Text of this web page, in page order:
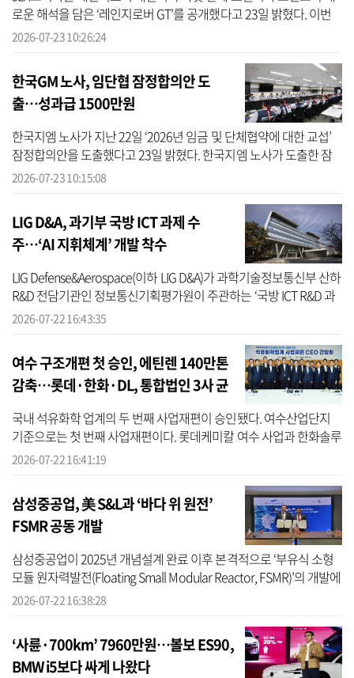
로운 해석을 담은 ‘레인지로버 GT’를 공개했다고 23일 밝혔다. 이번
공개에서는 레인지로버 GT의 실내가 세계 최초로 모습을 드러냈다.
2026-07-23 10:26:24
한국GM 노사, 임단협 잠정합의안 도
출…성과급 1500만원
한국지엠 노사가 지난 22일 ‘2026년 임금 및 단체협약에 대한 교섭’
잠정합의안을 도출했다고 23일 밝혔다. 한국지엠 노사가 도출한 잠
정합의안은 △기본급 인상 9만2000원 △타결 일시금 및 2025년 경
2026-07-23 10:15:08
LIG D&A, 과기부 국방 ICT 과제 수
주…‘AI 지휘체계’ 개발 착수
LIG Defense&Aerospace(이하 LIG D&A)가 과학기술정보통신부 산하
R&D 전담기관인 정보통신기획평가원이 주관하는 ‘국방 ICT R&D 과
제’의 주관 연구개발기관으로 선정돼 ‘지능형 의사결정 지원체계’ 개
2026-07-22 16:43:35
여수 구조개편 첫 승인, 에틴렌 140만톤
감축…롯데·한화·DL, 통합법인 3사 균
등 분할
국내 석유화학 업계의 두 번째 사업재편이 승인됐다. 여수산업단지
기준으로는 첫 번째 사업재편이다. 롯데케미칼 여수 사업과 한화솔루
션, DL케미칼이 주주사로 있는 여천NCC의 통합을 골자로 하는 구조
2026-07-22 16:41:19
삼성중공업, 美 S&L과 ‘바다 위 원전’
FSMR 공동 개발
삼성중공업이 2025년 개념설계 완료 이후 본격적으로 ‘부유식 소형
모듈 원자력발전(Floating Small Modular Reactor, FSMR)’의 개발에
착수했다. 삼성중공업은 미국의 원전 설계·엔지니어링 리딩 기업인
2026-07-22 16:38:28
‘사륜·700km’ 7960만원…볼보 ES90,
BMW i5보다 싸게 나왔다